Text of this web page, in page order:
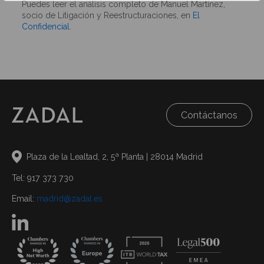
Puedes leer el análisis completo de Manuel Martínez,
socio de Litigación y Reestructuraciones, en El
Confidencial
Contáctanos
Plaza de la Lealtad, 2, 5ª Planta | 28014 Madrid
Tel: 917 373 730
Email: madrid@zadal.es